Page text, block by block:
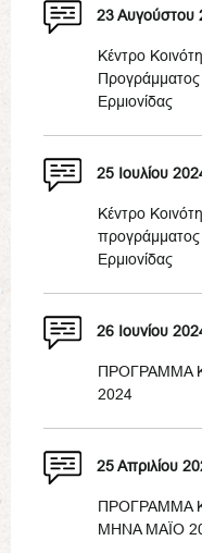
23 Αυγούστου
Κέντρο
Προγράμματος
Ερμιονίδας
25 Ιουλίου
Κέντρο
Ερμιονίδας
26 Ιουνίου
ΠΡΟΓΡΑΜΜΑ
2024
25 Απριλίου
ΠΡΟΓΡΑΜΜΑ
ΜΗΝΑ ΜΑΪΟ